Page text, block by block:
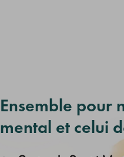
Ensemble pour
mental et celui